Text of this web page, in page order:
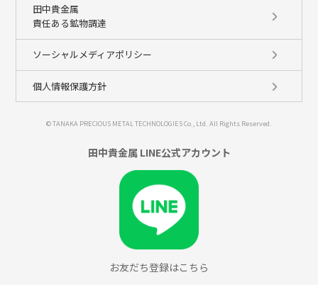
田中貴金属
責任ある鉱物調達
ソーシャルメディアポリシー
個人情報保護方針
© TANAKA PRECIOUS METAL TECHNOLOGIES Co., Ltd. All Rights Reserved.
田中貴金属 LINE公式アカウント
お友だち登録はこちら